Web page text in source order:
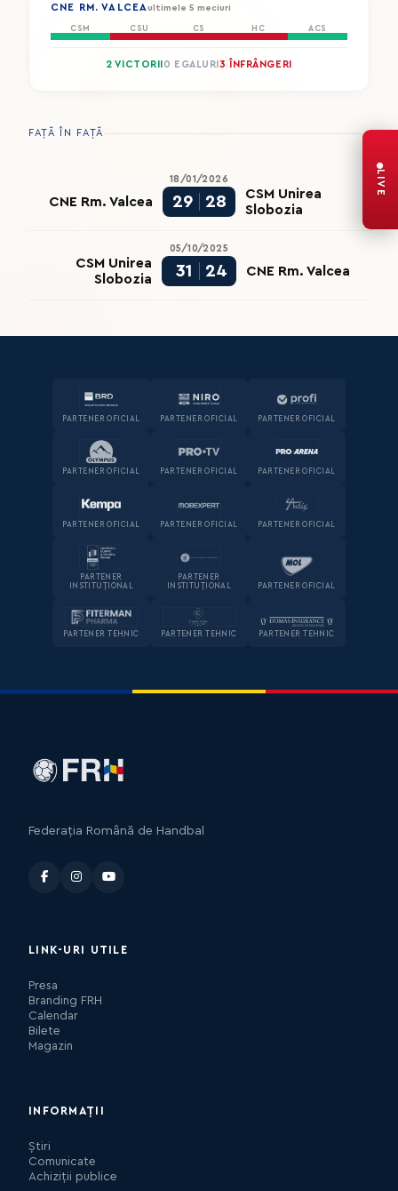
CNE RM. VALCEAultimele 5 meciuri
CSM CSU CS HC ACS
2 VICTORII 0 EGALURI 3 ÎNFRÂNGERI
FAȚĂ ÎN FAȚĂ
18/01/2026
CNE Rm. Valcea 29 28
CSM Unirea
Slobozia
05/10/2025
CSM Unirea
Slobozia
31 24 CNE Rm. Valcea
PARTENER OFICIAL PARTENER OFICIAL PARTENER OFICIAL
PARTENER OFICIAL PARTENER OFICIAL PARTENER OFICIAL
PARTENER OFICIAL PARTENER OFICIAL PARTENER OFICIAL
PARTENER
INSTITUȚIONAL
PARTENER
INSTITUȚIONAL
PARTENER OFICIAL
PARTENER TEHNIC PARTENER TEHNIC PARTENER TEHNIC
LIVE
Federația Română de Handbal
LINK-URI UTILE
Presa
Branding FRH
Calendar
Bilete
Magazin
INFORMAȚII
Știri
Comunicate
Achiziții publice